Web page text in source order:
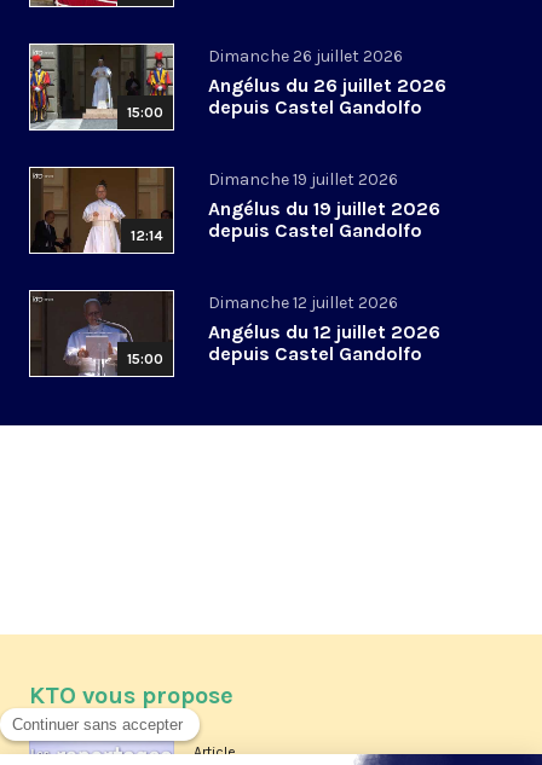
15:00
Dimanche 26 juillet 2026
Angélus du 26 juillet 2026
depuis Castel Gandolfo
12:14
Dimanche 19 juillet 2026
Angélus du 19 juillet 2026
depuis Castel Gandolfo
15:00
Dimanche 12 juillet 2026
Angélus du 12 juillet 2026
depuis Castel Gandolfo
KTO vous propose
Article